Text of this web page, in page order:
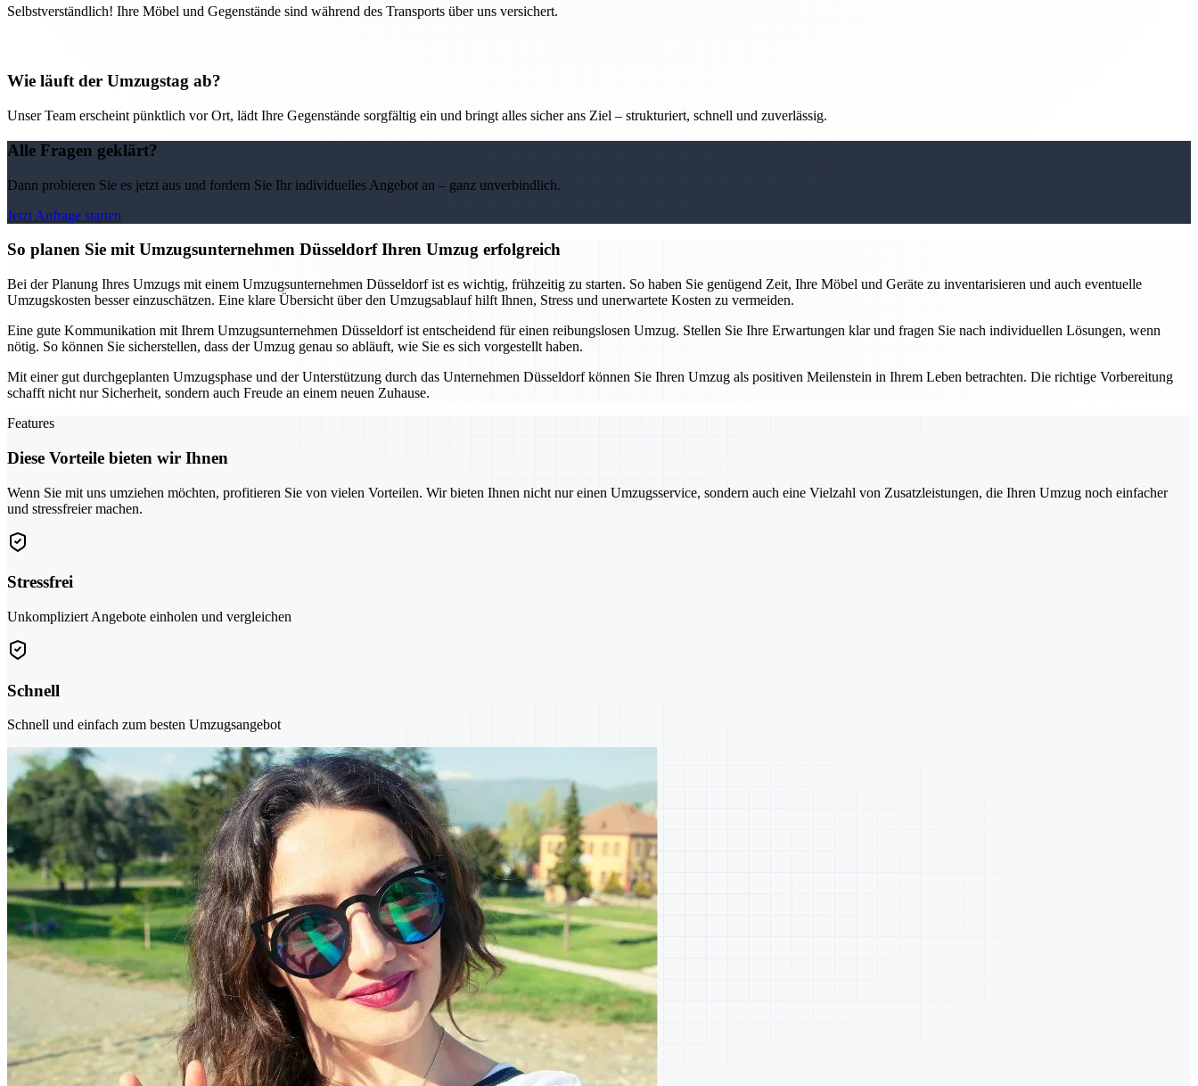
Selbstverständlich! Ihre Möbel und Gegenstände sind während des Transports über uns versichert.
Wie läuft der Umzugstag ab?
Unser Team erscheint pünktlich vor Ort, lädt Ihre Gegenstände sorgfältig ein und bringt alles sicher ans Ziel – strukturiert, schnell und zuverlässig.
Alle Fragen geklärt?
Dann probieren Sie es jetzt aus und fordern Sie Ihr individuelles Angebot an – ganz unverbindlich.
Jetzt Anfrage starten
So planen Sie mit Umzugsunternehmen Düsseldorf Ihren Umzug erfolgreich
Bei der Planung Ihres Umzugs mit einem Umzugsunternehmen Düsseldorf ist es wichtig, frühzeitig zu starten. So haben Sie genügend Zeit, Ihre Möbel und Geräte zu inventarisieren und auch eventuelle
Umzugskosten besser einzuschätzen. Eine klare Übersicht über den Umzugsablauf hilft Ihnen, Stress und unerwartete Kosten zu vermeiden.
Eine gute Kommunikation mit Ihrem Umzugsunternehmen Düsseldorf ist entscheidend für einen reibungslosen Umzug. Stellen Sie Ihre Erwartungen klar und fragen Sie nach individuellen Lösungen, wenn
nötig. So können Sie sicherstellen, dass der Umzug genau so abläuft, wie Sie es sich vorgestellt haben.
Mit einer gut durchgeplanten Umzugsphase und der Unterstützung durch das Unternehmen Düsseldorf können Sie Ihren Umzug als positiven Meilenstein in Ihrem Leben betrachten. Die richtige Vorbereitung
schafft nicht nur Sicherheit, sondern auch Freude an einem neuen Zuhause.
Features
Diese Vorteile bieten wir Ihnen
Wenn Sie mit uns umziehen möchten, profitieren Sie von vielen Vorteilen. Wir bieten Ihnen nicht nur einen Umzugsservice, sondern auch eine Vielzahl von Zusatzleistungen, die Ihren Umzug noch einfacher
und stressfreier machen.
Stressfrei
Unkompliziert Angebote einholen und vergleichen
Schnell
Schnell und einfach zum besten Umzugsangebot